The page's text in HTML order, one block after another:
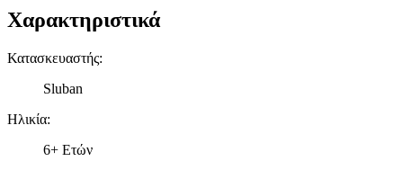
Χαρακτηριστικά
Κατασκευαστής:
Sluban
Ηλικία:
6+ Ετών